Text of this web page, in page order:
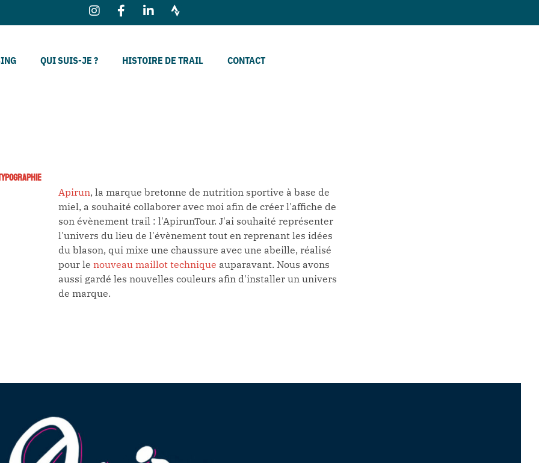
QUI SUIS-JE ? HISTOIRE DE TRAIL CONTACT
Apirun, la marque bretonne de nutrition sportive à base de
miel, a souhaité collaborer avec moi afin de créer l'affiche de
son évènement trail : l'ApirunTour. J'ai souhaité représenter
l'univers du lieu de l'évènement tout en reprenant les idées
du blason, qui mixe une chaussure avec une abeille, réalisé
pour le nouveau maillot technique auparavant. Nous avons
aussi gardé les nouvelles couleurs afin d'installer un univers
de marque.